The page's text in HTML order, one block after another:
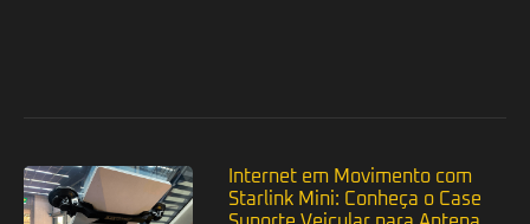
Internet em Movimento com
Starlink Mini: Conheça o Case